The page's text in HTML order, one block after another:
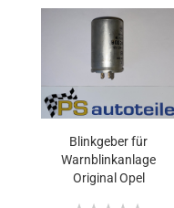
Blinkgeber für
Warnblinkanlage
Original Opel